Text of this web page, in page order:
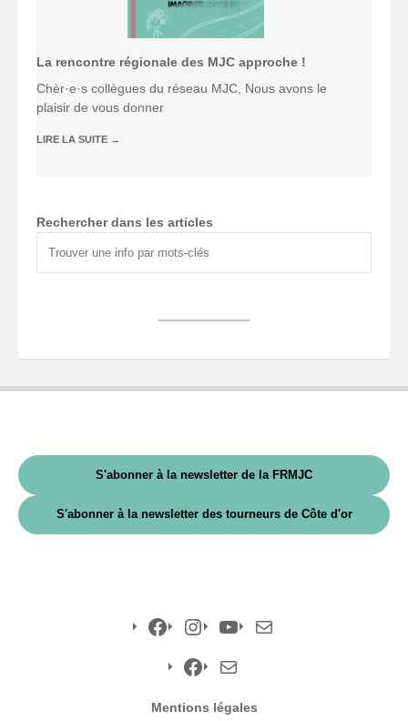
La rencontre régionale des MJC approche !
Chèr·e·s collègues du réseau MJC, Nous avons le
plaisir de vous donner
LIRE LA SUITE →
Rechercher dans les articles
S'abonner à la newsletter de la FRMJC
S'abonner à la newsletter des tourneurs de Côte d'or
Facebook
Facebook
Mentions légales